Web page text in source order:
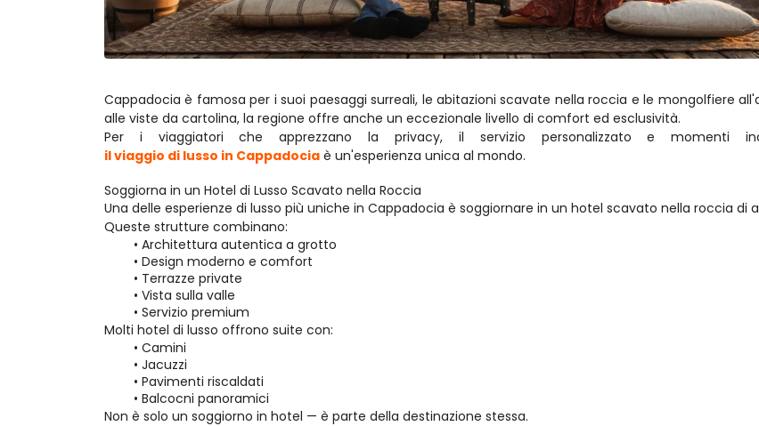
Cappadocia è famosa per i suoi paesaggi surreali, le abitazioni scavate nella roccia e le mongolfiere
alle viste da cartolina, la regione offre anche un eccezionale livello di comfort ed esclusività.
Per i viaggiatori che apprezzano la privacy, il servizio personalizzato e momenti
il viaggio di lusso in Cappadocia è un'esperienza unica al mondo.
Soggiorna in un Hotel di Lusso Scavato nella Roccia
Una delle esperienze di lusso più uniche in Cappadocia è soggiornare in un hotel scavato nella roccia di
Queste strutture combinano:
Architettura autentica a grotto
Design moderno e comfort
Terrazze private
Vista sulla valle
Servizio premium
Molti hotel di lusso offrono suite con:
Camini
Jacuzzi
Pavimenti riscaldati
Balcocni panoramici
Non è solo un soggiorno in hotel — è parte della destinazione stessa.